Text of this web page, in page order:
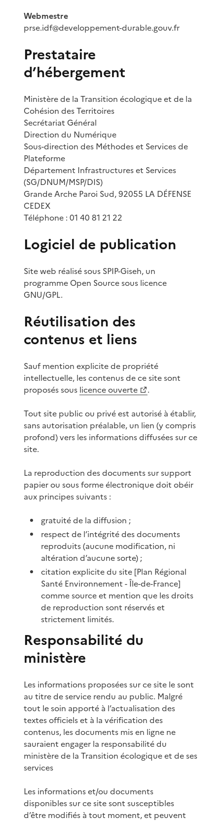
Webmestre
prse.idf@developpement-durable.gouv.fr
Prestataire
d’hébergement
Ministère de la Transition écologique et de la
Cohésion des Territoires
Secrétariat Général
Direction du Numérique
Sous-direction des Méthodes et Services de
Plateforme
Département Infrastructures et Services
(SG/DNUM/MSP/DIS)
Grande Arche Paroi Sud, 92055 LA DÉFENSE
CEDEX
Téléphone : 01 40 81 21 22
Logiciel de publication
Site web réalisé sous SPIP-Giseh, un
programme Open Source sous licence
GNU/GPL.
Réutilisation des
contenus et liens
Sauf mention explicite de propriété
intellectuelle, les contenus de ce site sont
proposés sous licence ouverte
.
Tout site public ou privé est autorisé à établir,
sans autorisation préalable, un lien (y compris
profond) vers les informations diffusées sur ce
site.
La reproduction des documents sur support
papier ou sous forme électronique doit obéir
aux principes suivants :
gratuité de la diffusion ;
respect de l’intégrité des documents
reproduits (aucune modification, ni
altération d’aucune sorte) ;
citation explicite du site [Plan Régional
Santé Environnement - Île-de-France]
comme source et mention que les droits
de reproduction sont réservés et
strictement limités.
Responsabilité du
ministère
Les informations proposées sur ce site le sont
au titre de service rendu au public. Malgré
tout le soin apporté à l’actualisation des
textes officiels et à la vérification des
contenus, les documents mis en ligne ne
sauraient engager la responsabilité du
ministère de la Transition écologique et de ses
services
Les informations et/ou documents
disponibles sur ce site sont susceptibles
d’être modifiés à tout moment, et peuvent